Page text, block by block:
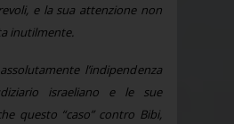
e la sua attenzione non
inutilmente.
l’indipendenza
israeliano e le sue
questo “caso” contro Bibi,